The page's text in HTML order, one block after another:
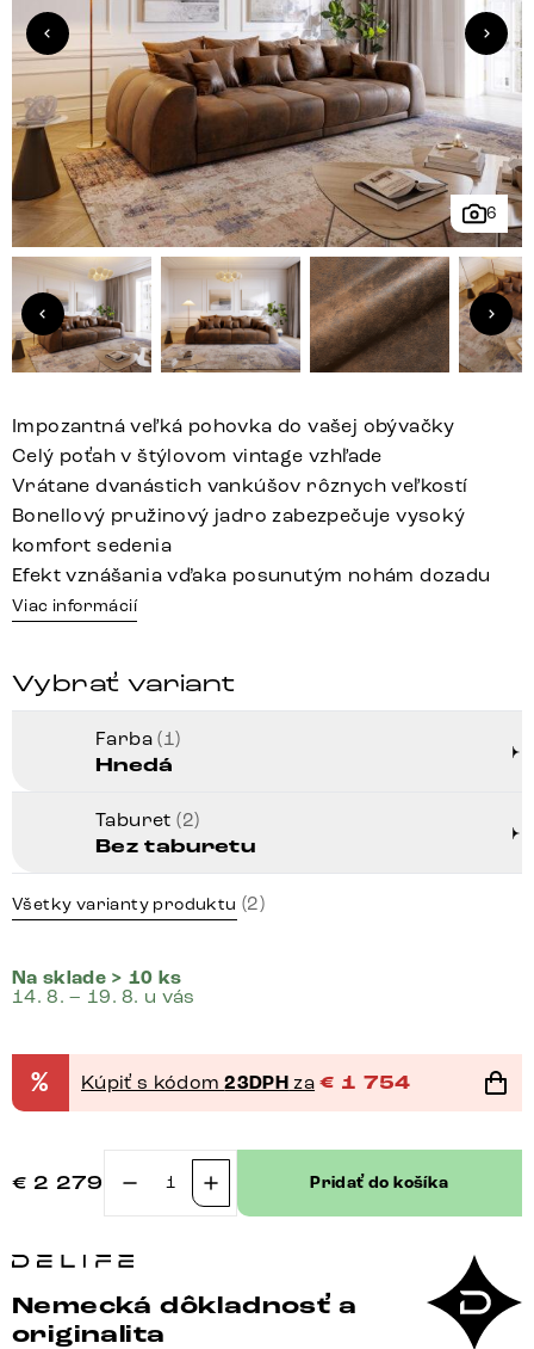
6
Impozantná veľká pohovka do vašej obývačky
Celý poťah v štýlovom vintage vzhľade
Vrátane dvanástich vankúšov rôznych veľkostí
Bonellový pružinový jadro zabezpečuje vysoký
komfort sedenia
Efekt vznášania vďaka posunutým nohám dozadu
Viac informácií
Vybrať variant
Farba(1)
Hnedá
Taburet(2)
Bez taburetu
Všetky varianty produktu (2)
Na sklade > 10 ks
14. 8. – 19. 8. u vás
% Kúpiť s kódom23DPH za € 1 754
€ 2 279
množstvo
pohovka
310x135
Pridať do košíka
Nemecká dôkladnosť a
originalita